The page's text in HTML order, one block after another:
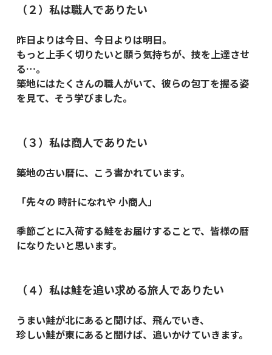
（２）私は職人でありたい
昨日よりは今日、今日よりは明日。
もっと上手く切りたいと願う気持ちが、技を上達させ
る…。
築地にはたくさんの職人がいて、彼らの包丁を握る姿
を見て、そう学びました。
（３）私は商人でありたい
築地の古い暦に、こう書かれています。
「先々の 時計になれや 小商人」
季節ごとに入荷する鮭をお届けすることで、皆様の暦
になりたいと思います。
（４）私は鮭を追い求める旅人でありたい
うまい鮭が北にあると聞けば、飛んでいき、
珍しい鮭が東にあると聞けば、追いかけていきます。